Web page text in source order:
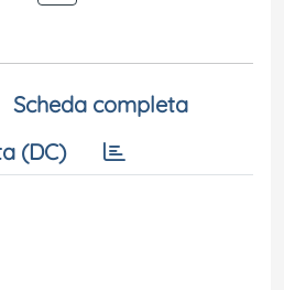
Scheda completa
(DC)